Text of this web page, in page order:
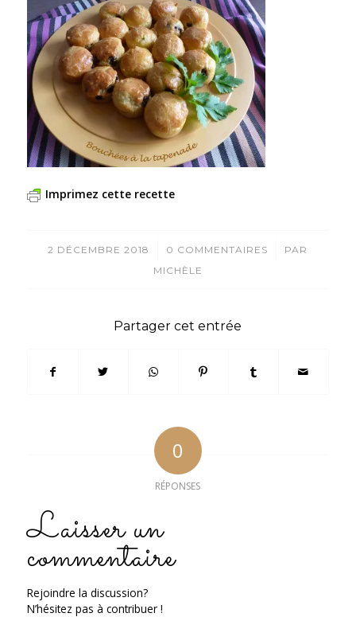
Imprimez cette recette
2 DÉCEMBRE 2018
/ 0 COMMENTAIRES
/
PAR
MICHÈLE
Partager cet entrée
0
RÉPONSES
Laisser un
commentaire
Rejoindre la discussion?
N’hésitez pas à contribuer !